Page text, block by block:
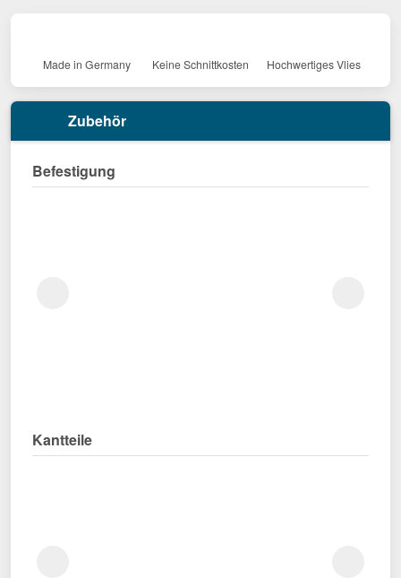
Made in Germany Keine Schnittkosten Hochwertiges Vlies
Zubehör
Befestigung
Kantteile